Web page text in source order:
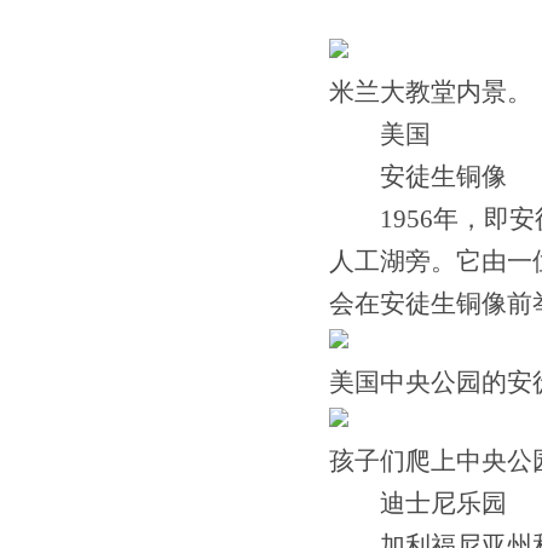
米兰大教堂内景。
美国
安徒生铜像
1956年，即安
人工湖旁。它由
会在安徒生铜像前
美国中央公园的安
孩子们爬上中央公
迪士尼乐园